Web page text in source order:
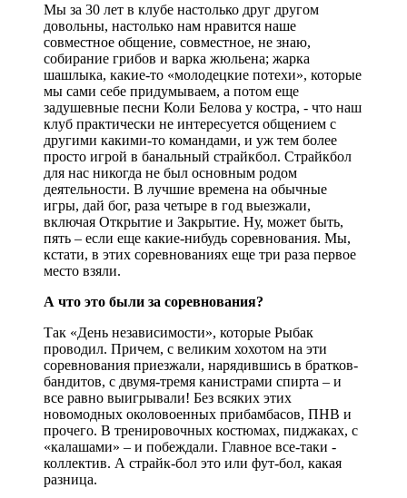
Мы за 30 лет в клубе настолько друг другом
довольны, настолько нам нравится наше
совместное общение, совместное, не знаю,
собирание грибов и варка жюльена; жарка
шашлыка, какие-то «молодецкие потехи», которые
мы сами себе придумываем, а потом еще
задушевные песни Коли Белова у костра, - что наш
клуб практически не интересуется общением с
другими какими-то командами, и уж тем более
просто игрой в банальный страйкбол. Страйкбол
для нас никогда не был основным родом
деятельности. В лучшие времена на обычные
игры, дай бог, раза четыре в год выезжали,
включая Открытие и Закрытие. Ну, может быть,
пять – если еще какие-нибудь соревнования. Мы,
кстати, в этих соревнованиях еще три раза первое
место взяли.
А что это были за соревнования?
Так «День независимости», которые Рыбак
проводил. Причем, с великим хохотом на эти
соревнования приезжали, нарядившись в братков-
бандитов, с двумя-тремя канистрами спирта – и
все равно выигрывали! Без всяких этих
новомодных околовоенных прибамбасов, ПНВ и
прочего. В тренировочных костюмах, пиджаках, с
«калашами» – и побеждали. Главное все-таки -
коллектив. А страйк-бол это или фут-бол, какая
разница.